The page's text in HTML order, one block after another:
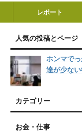
レポート
人気の投稿とページ
ホンマで
達が少な
カテゴリー
お金・仕事